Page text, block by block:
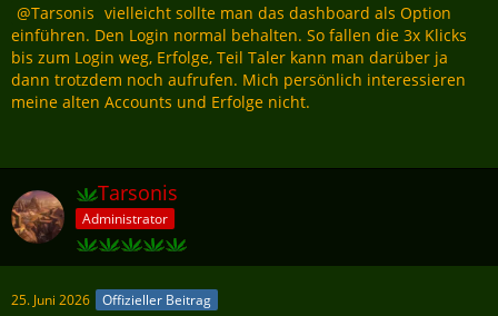
Tarsonis vielleicht sollte man das dashboard als Option
einführen. Den Login normal behalten. So fallen die 3x Klicks
bis zum Login weg, Erfolge, Teil Taler kann man darüber ja
dann trotzdem noch aufrufen. Mich persönlich interessieren
meine alten Accounts und Erfolge nicht.
Tarsonis
Administrator
25. Juni 2026 Offizieller Beitrag